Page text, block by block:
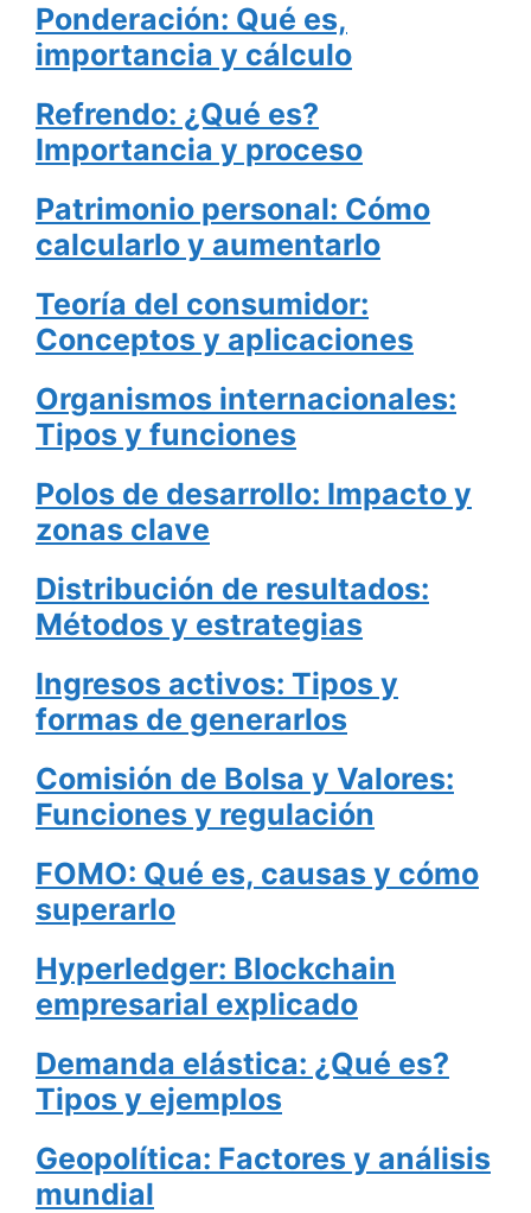
Ponderación: Qué es,
importancia y cálculo
Refrendo: ¿Qué es?
Importancia y proceso
Patrimonio personal: Cómo
calcularlo y aumentarlo
Teoría del consumidor:
Conceptos y aplicaciones
Organismos internacionales:
Tipos y funciones
Polos de desarrollo: Impacto y
zonas clave
Distribución de resultados:
Métodos y estrategias
Ingresos activos: Tipos y
formas de generarlos
Comisión de Bolsa y Valores:
Funciones y regulación
FOMO: Qué es, causas y cómo
superarlo
Hyperledger: Blockchain
empresarial explicado
Demanda elástica: ¿Qué es?
Tipos y ejemplos
Geopolítica: Factores y análisis
mundial